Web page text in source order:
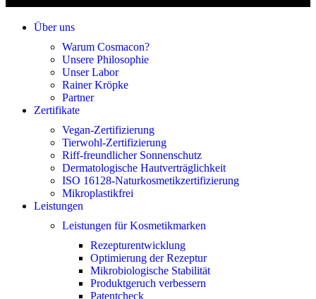
Über uns
Warum Cosmacon?
Unsere Philosophie
Unser Labor
Rainer Kröpke
Partner
Zertifikate
Vegan-Zertifizierung
Tierwohl-Zertifizierung
Riff-freundlicher Sonnenschutz
Dermatologische Hautverträglichkeit
ISO 16128-Naturkosmetikzertifizierung
Mikroplastikfrei
Leistungen
Leistungen für Kosmetikmarken
Rezepturentwicklung
Optimierung der Rezeptur
Mikrobiologische Stabilität
Produktgeruch verbessern
Patentcheck